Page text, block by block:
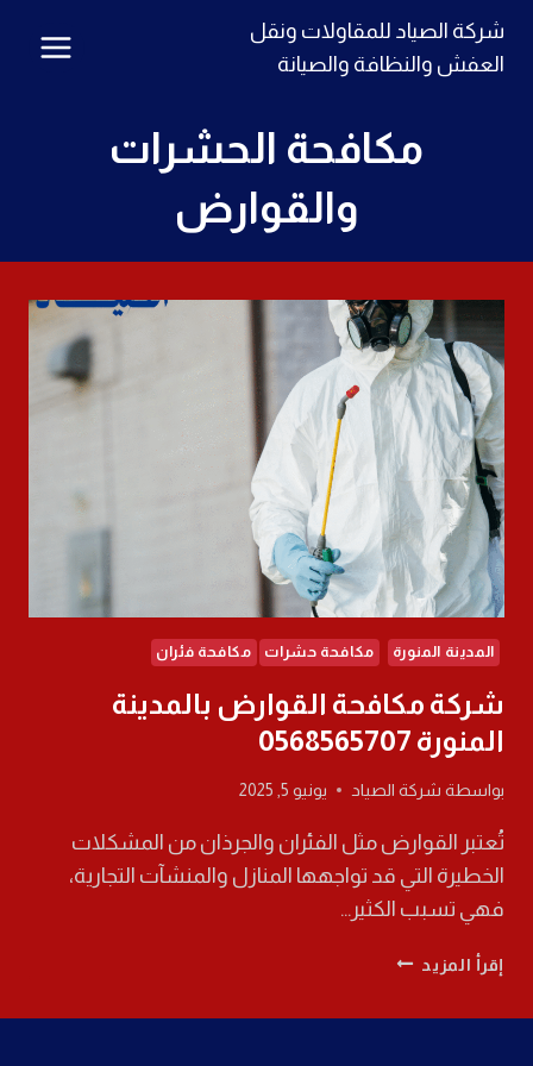
التجاوز
شركة الصياد للمقاولات ونقل
العفش والنظافة والصيانة
مكافحة الحشرات
والقوارض
المدينة المنورة مكافحة حشرات مكافحة فئران
شركة مكافحة القوارض بالمدينة
المنورة 0568565707
بواسطة شركة الصياد يونيو 5, 2025
تُعتبر القوارض مثل الفئران والجرذان من المشكلات
الخطيرة التي قد تواجهها المنازل والمنشآت التجارية،
فهي تسبب الكثير…
إقرأ المزيد شركة